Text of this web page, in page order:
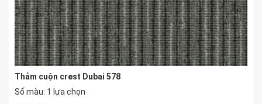
Thảm cuộn crest Dubai 578
Số màu: 1 lựa chọn